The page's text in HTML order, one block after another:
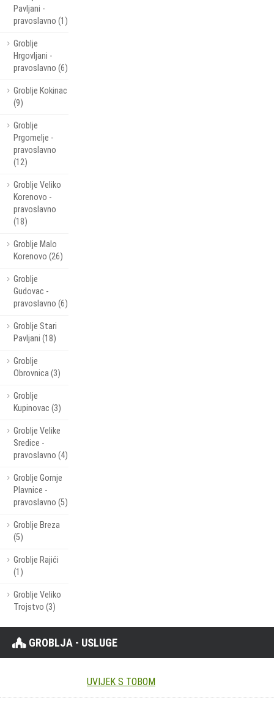
Pavljani -
pravoslavno (1)
Groblje
Hrgovljani -
pravoslavno (6)
Groblje Kokinac
(9)
Groblje
Prgomelje -
pravoslavno
(12)
Groblje Veliko
Korenovo -
pravoslavno
(18)
Groblje Malo
Korenovo (26)
Groblje
Gudovac -
pravoslavno (6)
Groblje Stari
Pavljani (18)
Groblje
Obrovnica (3)
Groblje
Kupinovac (3)
Groblje Velike
Sredice -
pravoslavno (4)
Groblje Gornje
Plavnice -
pravoslavno (5)
Groblje Breza
(5)
Groblje Rajići
(1)
Groblje Veliko
Trojstvo (3)
GROBLJA - USLUGE
UVIJEK S TOBOM